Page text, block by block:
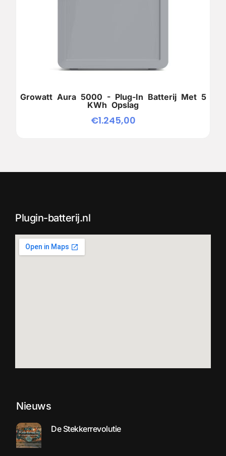
Growatt Aura 5000 - Plug-In Batterij Met 5
KWh Opslag
€1.245,00
Plugin-batterij.nl
Nieuws
De Stekkerrevolutie